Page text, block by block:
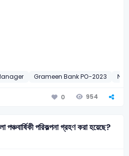
Grameen Bank PO-2023
0 954
পরিকল্পনা গ্রহণ করা হয়েছে?